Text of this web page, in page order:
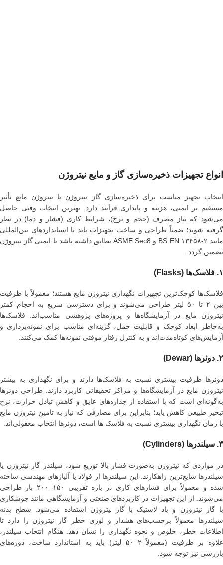
انواع تجهیزات ذخیره‌سازی گاز و مایع نیتروژن
انتخاب تجهیز مناسب برای ذخیره‌سازی گاز نیتروژن یا نیتروژن مایع تأثیر
مستقیم بر ایمنی، هزینه و پایداری فرآیند دارد. بهترین انتخاب وقتی حاصل
می‌شود که نیاز مصرف (حجم و نرخ)، شرایط کاری (فشار و دما) در نظر
گرفته شوند؛ ضمناً طراحی و ساخت تجهیزات باید با استانداردهای بین‌المللی
مانند BS EN ۱۳۴۵۸-۲ و ASME Sec8 تطابق داشته باشد تا ایمنی گاز نیتروژن
تضمین گردد.
۱. فلاسک‌ها (Flasks)
فلاسک‌ها کوچک‌ترین تجهیزات نگهداری نیتروژن مایع هستند؛ معمولاً با ظرفیت
بین ۲ تا ۵۰ لیتر طراحی می‌شوند و برای دسترسی سریع به احجام کمتر
نیتروژن مایع در آزمایشگاه‌ها و پروژه‌های پژوهشی مناسب‌اند. فلاسک‌ها
به‌خاطر ابعاد کوچک و قابلیت حمل، گزینه‌ای مناسب برای نمونه‌برداری و
آزمایش‌های کوتاه‌مدت‌اند و به کنترل رفتار موقتی نمونه‌ها کمک می‌کنند.
۲. دوئرها (Dewar)
دوئر ها ظرفیت بیشتری نسبت به فلاسک‌ها دارند و برای نگهداری به بیشتر
نیتروژن مایع در آزمایشگاه‌ها و مراکز تحقیقاتی کاربرد دارند. طراحی دوئرها
به‌گونه‌ای است که با استفاده از جداره‌های عایق و کاهش تبادل حرارت، نرخ
تبخیر طبیعی کاهش یابد؛ بنابراین برای مصارفی که نیاز به تامین نیتروژن مایع
با زمان نگهداری بیشتری نسبت به فلاسک ها است، دوئرها انتخاب معقولی‌اند.
۳. سیلندرها (Cylinders)
در مواردی که نیتروژن به‌صورت فشار بالا توزیع شود، سیلندر گاز نیتروژن یا
سیلندرها شایع‌ترین راهکارند. این سیلندرها از فولاد یا آلیاژهای مهندسی ساخته
شده و معمولاً برای فشارهای کاری در بازه تقریبی ۱۵۰–۲۰۰ بار طراحی
می‌شوند. از این تجهیزات در کاربردهای صنعتی و آزمایشگاهی مانند جوشکاری
با گاز نیتروژن و باد لاستیک با گاز نیتروژن استفاده می‌شود. سطح بدنه
سیلندرها معمولاً برچسب‌های هشدار و لوزی خطر گاز نیتروژن را دارد تا
اطلاعات خطر، خلوص و نحوه نگهداری را نشان دهد. هنگام انتخاب سیلندر،
علاوه بر ظرفیت (معمولاً ۲–۵۰ لیتر) باید به استاندارد ساخت، دوره‌های
بازرسی نیز توجه شود.